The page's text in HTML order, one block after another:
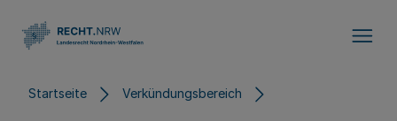
Startseite Verkündungsbereich